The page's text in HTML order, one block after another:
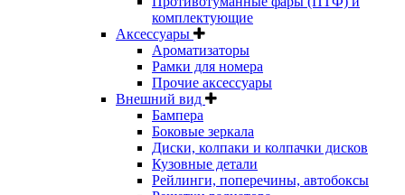
комплектующие
Аксессуары
Ароматизаторы
Рамки для номера
Прочие аксессуары
Внешний вид
Бампера
Боковые зеркала
Диски, колпаки и колпачки дисков
Кузовные детали
Рейлинги, поперечины, автобоксы